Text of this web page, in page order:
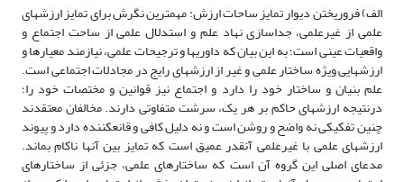
الف) فروریختن دیوار تمایز ساحات ارزش: مهم­ترین نگرش برای تمایز ارزش­های
علمی از غیرعلمی، جداسازی نهاد علم و استدلال علمی از ساحت اجتماع و
واقعیات عینی است؛ به این بیان که داوری­ها و ترجیحات علمی، نیازمند معیارها و
ارزش­هایی ویژه ساختار علمی و غیر از ارزش­های رایج در مجادلات اجتماعی است.
علم بنیان و ساختار خود را دارد و اجتماع نیز قوانین و مختصات خود را؛
درنتیجه ارزش­های حاکم بر هر یک، سرشت متفاوتی دارند. مخالفان معتقدند
چنین تفکیکی نه واضح و روشن است و نه دلیل کافی و قانع­کننده دارد و پیوند
ارزش­های علمی با غیرعلمی آنقدر عمیق است که تمایز بین آنها ناکام بماند.
مدعای اصلی این گروه آن است که ساختارهای علمی، جزئی از ساختارهای